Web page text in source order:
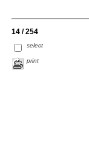
14 / 254
select
print